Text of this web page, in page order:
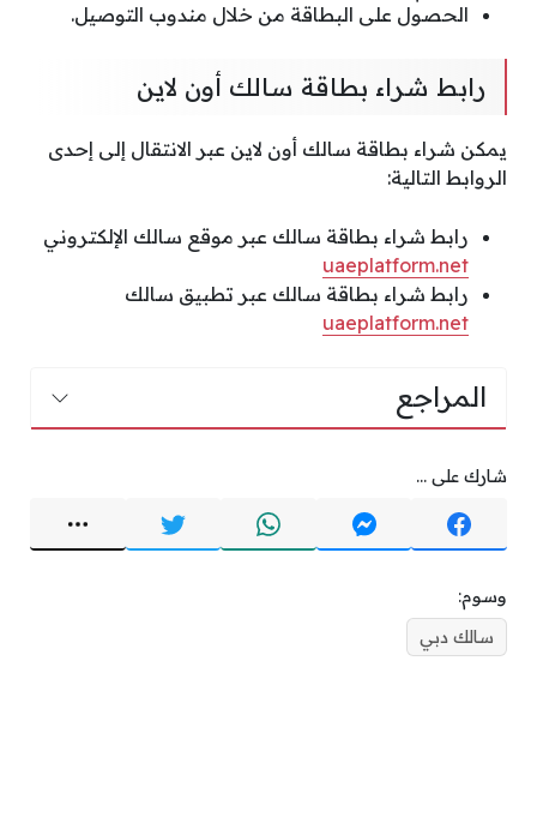
الحصول على البطاقة من خلال مندوب التوصيل.
رابط شراء بطاقة سالك أون لاين
يمكن شراء بطاقة سالك أون لاين عبر الانتقال إلى إحدى
الروابط التالية:
رابط شراء بطاقة سالك عبر موقع سالك الإلكتروني
uaeplatform.net
رابط شراء بطاقة سالك عبر تطبيق سالك
uaeplatform.net
المراجع
شارك على ...
وسوم:
سالك دبي